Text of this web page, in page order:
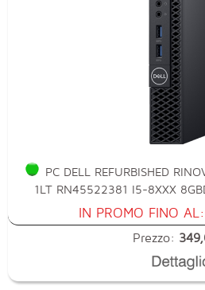
PC DELL REFURBISHED
1LT RN45522381 I5-8XXX
IN PROMO FINO
Prezzo: